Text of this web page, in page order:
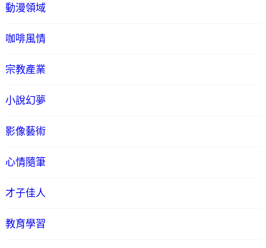
動漫領域
咖啡風情
宗教產業
小說幻夢
影像藝術
心情隨筆
才子佳人
教育學習